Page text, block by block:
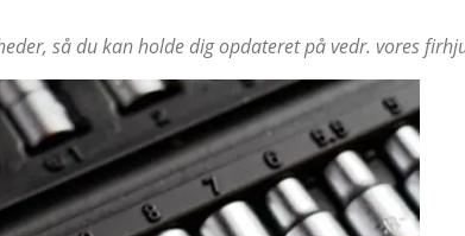
så du kan holde dig opdateret på vedr. vores